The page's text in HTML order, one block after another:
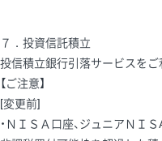
７．投資信託積立
投信積立銀行引落サービスをご
【ご注意】
[変更前]
・ＮＩＳＡ口座、ジュニアＮＩ